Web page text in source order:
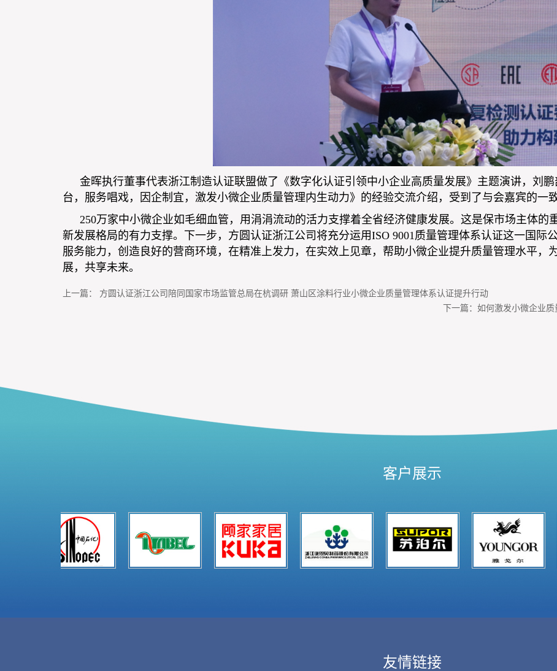
金晖执行董事代表浙江制造认证联盟做了《数字化认证引领中小企业高质量发展》主题演讲，刘
台，服务唱戏，因企制宜，激发小微企业质量管理内生动力》的经验交流介绍，受到了与会嘉宾的一致
250万家中小微企业如毛细血管，用涓涓流动的活力支撑着全省经济健康发展。这是保市场主体的
新发展格局的有力支撑。下一步，方圆认证浙江公司将充分运用ISO 9001质量管理体系认证这一国际
服务能力，创造良好的营商环境，在精准上发力，在实效上见章，帮助小微企业提升质量管理水平，
展，共享未来。
上一篇： 方圆认证浙江公司陪同国家市场监管总局在杭调研 萧山区涂料行业小微企业质量管理体系认证提升行动
下一篇： 如何激发小微企业
客户展示
友情链接